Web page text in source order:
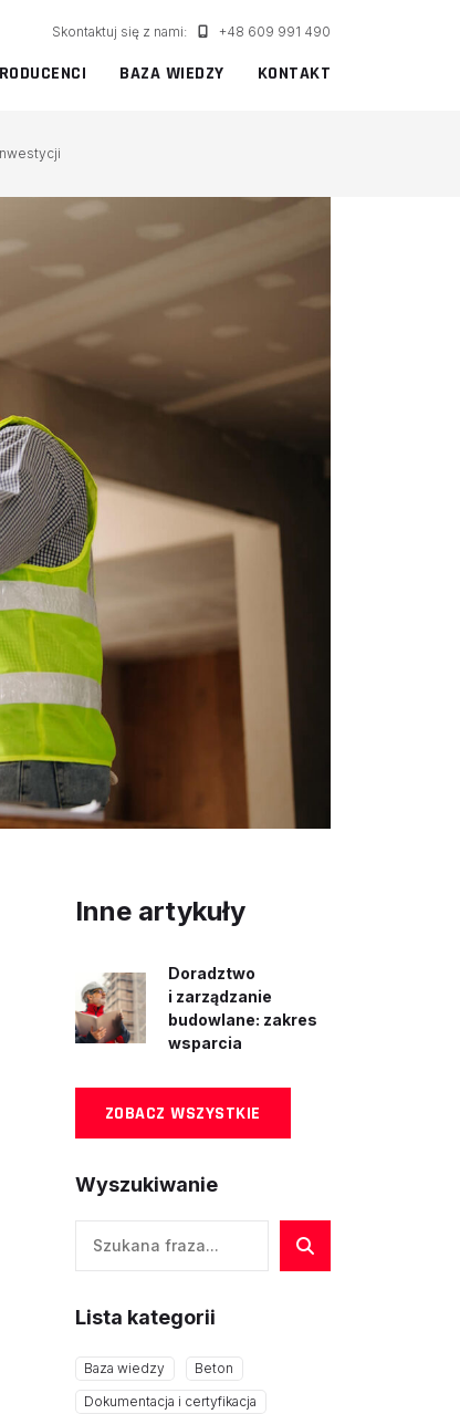
Skontaktuj się z nami: +48 609 991 490
BAZA WIEDZY KONTAKT
Inne artykuły
Doradztwo
i zarządzanie
budowlane: zakres
wsparcia
ZOBACZ WSZYSTKIE
Wyszukiwanie
Lista kategorii
Baza wiedzy
Beton
Dokumentacja i certyfikacja